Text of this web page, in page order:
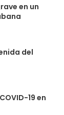
en un
del
19 en